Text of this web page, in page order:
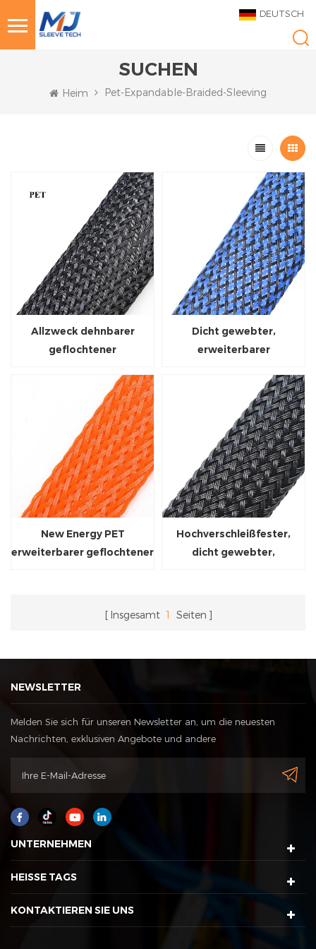
DEUTSCH
SUCHEN
Heim Pet-Expandable-Braided-Sleeving
Allzweck dehnbarer
geflochtener
Dicht gewebter,
erweiterbarer
New Energy PET
erweiterbarer geflochtener
Hochverschleißfester,
dicht gewebter,
Insgesamt 1 Seiten
NEWSLETTER
Melden Sie sich für unseren Newsletter an, um die neuesten
Nachrichten, exklusiven Angebote und andere
Rabattinformationen zu erhalten
UNTERNEHMEN
HEISSE TAGS
KONTAKTIEREN SIE UNS